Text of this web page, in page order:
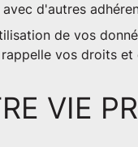
d'autres
de vos
vos droits et
VIE